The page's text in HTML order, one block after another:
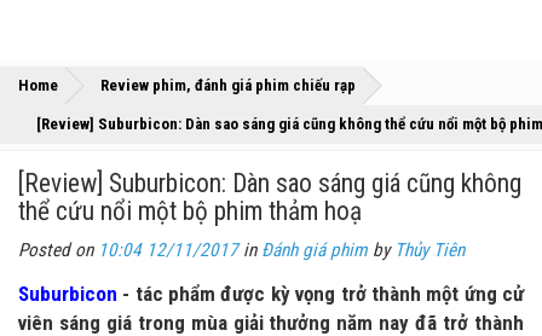
Home »
Review phim, đánh giá phim chiếu rạp »
[Review] Suburbicon: Dàn sao sáng giá cũng không thể cứu nổi một bộ
[Review] Suburbicon: Dàn sao sáng giá cũng không
thể cứu nổi một bộ phim thảm hoạ
Posted on 10:04 12/11/2017in Đánh giá phim by Thủy Tiên
Suburbicon - tác phẩm được kỳ vọng trở thành một ứng cử
viên sáng giá trong mùa giải thưởng năm nay đã trở thành